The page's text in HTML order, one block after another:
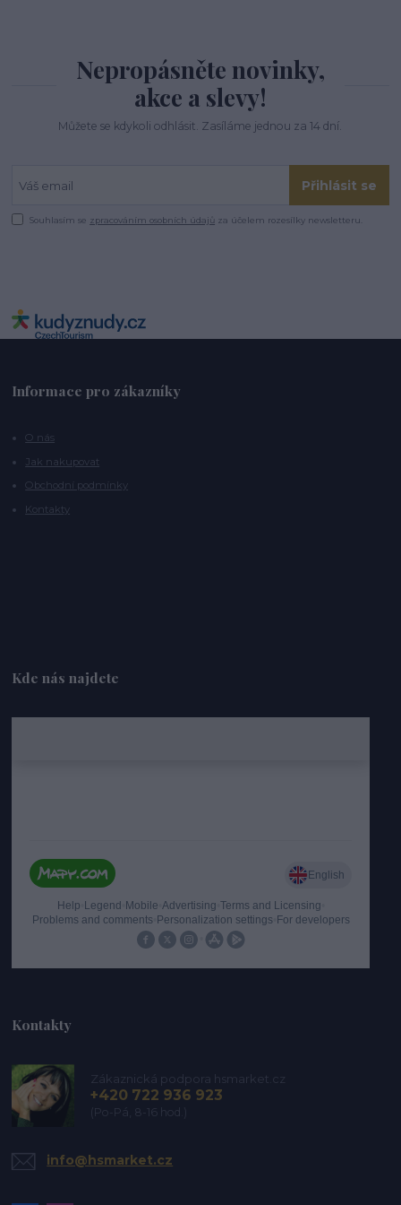
Nepropásněte novinky,
akce a slevy!
Můžete se kdykoli odhlásit. Zasíláme jednou za 14 dní.
Přihlásit se
Souhlasím se zpracováním osobních údajů za účelem rozesílky newsletteru.
Informace pro zákazníky
O nás
Jak nakupovat
Obchodní podmínky
Kontakty
Kde nás najdete
Kontakty
Zákaznická podpora hsmarket.cz
+420 722 936 923
(Po-Pá, 8-16 hod.)
info@hsmarket.cz